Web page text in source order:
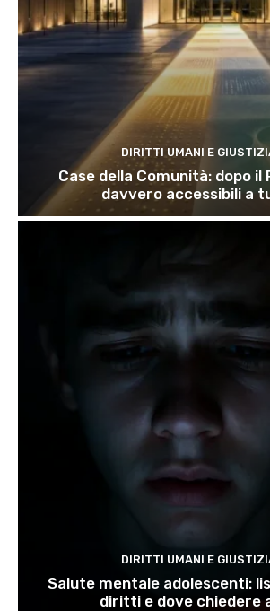
DIRITTI UMANI E
Case della Comunità: dopo il
davvero accessibili a
DIRITTI UMANI E
Salute mentale adolescenti:
diritti e dove chiedere